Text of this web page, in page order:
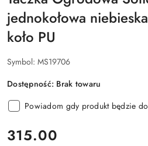
jednokołowa
koło PU
Symbol: MS19706
Dostępność: Brak towaru
Powiadom gdy produkt będzie
cena:
315.00